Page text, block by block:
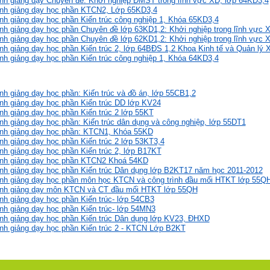
giảng dạy học phần KTCN2, Lớp 65KD3,4
giảng dạy học phần Kiến trúc công nghiệp 1, Khóa 65KD3,4
giảng dạy học phần Chuyên đề lớp 63KD1,2: Khởi nghiệp trong lĩnh vực
giảng dạy học phần Chuyên đề lớp 62KD1,2: Khởi nghiệp trong lĩnh vực
giảng dạy học phần Kiến trúc 2, lớp 64BĐS 1,2 Khoa Kinh tế và Quản lý
giảng dạy học phần Kiến trúc công nghiệp 1, Khóa 64KD3,4
giảng dạy học phần: Kiến trúc và đồ án, lớp 55CB1,2
giảng dạy học phần Kiến trúc DD lớp KV24
giảng dạy học phần Kiến trúc 2 lớp 55KT
giảng dạy học phần: Kiến trúc dân dụng và công nghiệp, lớp 55DT1
giảng dạy học phần: KTCN1, Khóa 55KD
giảng dạy học phần Kiến trúc 2 lớp 53KT3,4
giảng dạy học phần Kiến trúc 2, lớp B17KT
giảng dạy học phần KTCN2 Khoá 54KD
giảng dạy học phần Kiến trúc Dân dụng lớp B2KT17 năm học 2011-2012
giảng dạy học phần môn học KTCN và công trình đầu mối HTKT lớp
giảng dạy môn KTCN và CT đầu mối HTKT lớp 55QH
giảng dạy học phần Kiến trúc- lớp 54CB3
giảng dạy học phần Kiến trúc- lớp 54MN3
giảng dạy học phần Kiến trúc Dân dụng lớp KV23, ĐHXD
giảng dạy học phần Kiến trúc 2 - KTCN Lớp B2KT